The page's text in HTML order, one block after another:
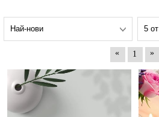
« 1 »